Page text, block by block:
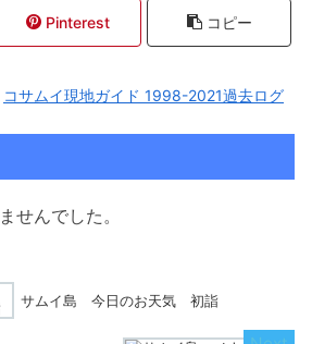
Pinterest コピー
コサムイ現地ガイド 1998-2021過去ログ
せんでした。
サムイ島 今日のお天気 初詣